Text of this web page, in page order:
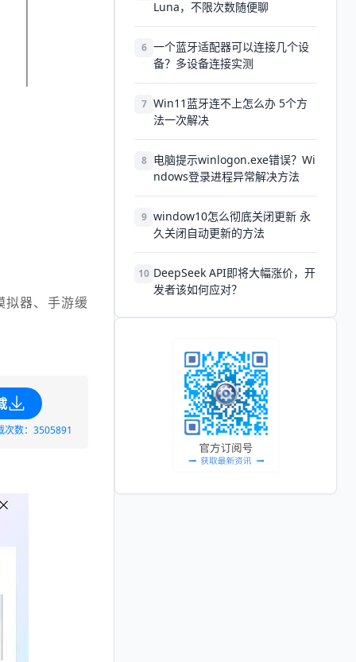
拟器、手游缓
次数：3505891
Luna，不限次数随便聊
6 一个蓝牙适配器可以连接几个设
备？多设备连接实测
7 Win11蓝牙连不上怎么办 5个方
法一次解决
8 电脑提示winlogon.exe错误？Wi
ndows登录进程异常解决方法
9 window10怎么彻底关闭更新 永
久关闭自动更新的方法
10 DeepSeek API即将大幅涨价，开
发者该如何应对？